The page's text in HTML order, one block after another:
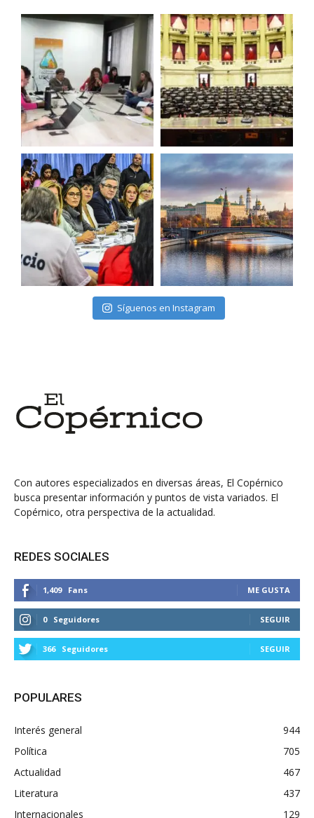
Síguenos en Instagram
Con autores especializados en diversas áreas, El Copérnico
busca presentar información y puntos de vista variados. El
Copérnico, otra perspectiva de la actualidad.
REDES SOCIALES
1,409 Fans ME GUSTA
0 Seguidores SEGUIR
366 Seguidores SEGUIR
POPULARES
Interés general
944
Política
705
Actualidad
467
Literatura
437
Internacionales
129